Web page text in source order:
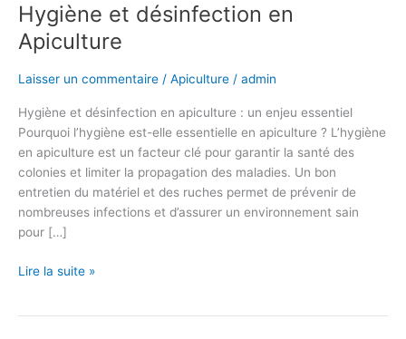
Hygiène et désinfection en
Apiculture
Laisser un commentaire / Apiculture / admin
Hygiène et désinfection en apiculture : un enjeu essentiel
Pourquoi l’hygiène est-elle essentielle en apiculture ? L’hygiène
en apiculture est un facteur clé pour garantir la santé des
colonies et limiter la propagation des maladies. Un bon
entretien du matériel et des ruches permet de prévenir de
nombreuses infections et d’assurer un environnement sain
pour […]
Lire la suite »